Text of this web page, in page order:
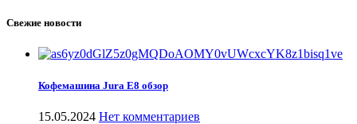
Свежие новости
Кофемашина Jura E8 обзор
15.05.2024 Нет комментариев